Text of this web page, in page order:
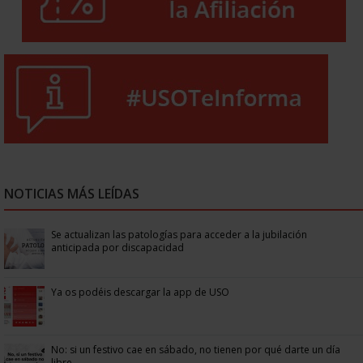
NOTICIAS MÁS LEÍDAS
Se actualizan las patologías para acceder a la jubilación
anticipada por discapacidad
Ya os podéis descargar la app de USO
No: si un festivo cae en sábado, no tienen por qué darte un día